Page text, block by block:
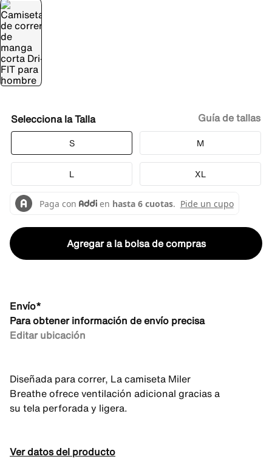
Talla
S M
L XL
Guía de tallas
Agregar a la bolsa de compras
Envío*
Para obtener información de envío precisa
Editar ubicación
Diseñada para correr, La camiseta Miler
Breathe ofrece ventilación adicional gracias a
su tela perforada y ligera.
Ver datos del producto